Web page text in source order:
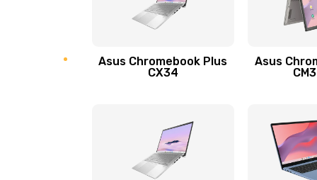
Замена задней крышки
Обновление ПО
Замена датчика приближения
Замена антенны
Asus Chromebook Plus
CX34
Asus